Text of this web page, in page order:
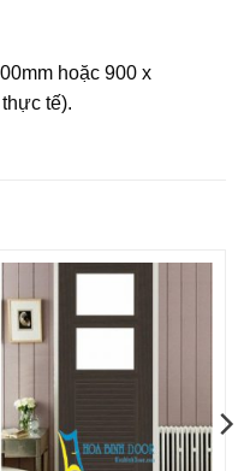
hoặc 900 x
tế).